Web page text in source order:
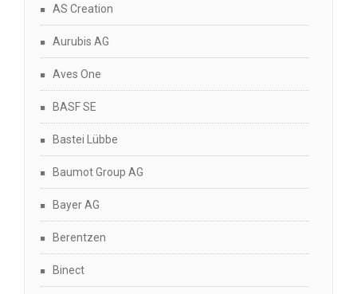
AS Creation
Aurubis AG
Aves One
BASF SE
Bastei Lübbe
Baumot Group AG
Bayer AG
Berentzen
Binect